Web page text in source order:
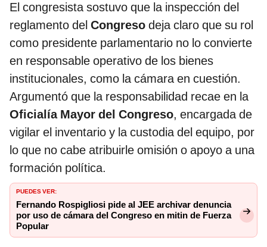
El congresista sostuvo que la inspección del
reglamento del Congreso deja claro que su rol
como presidente parlamentario no lo convierte
en responsable operativo de los bienes
institucionales, como la cámara en cuestión.
Argumentó que la responsabilidad recae en la
Oficialía Mayor del Congreso, encargada de
vigilar el inventario y la custodia del equipo, por
lo que no cabe atribuirle omisión o apoyo a una
formación política.
PUEDES VER:
Fernando Rospigliosi pide al JEE archivar denuncia
por uso de cámara del Congreso en mitin de Fuerza
Popular